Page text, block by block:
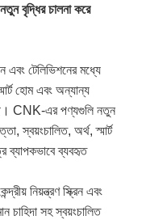
বৃদ্ধির চালনা করে
টেলিভিশনের মধ্যে
হোম এবং অন্যান্য
CNK-এর পণ্যগুলি নতুন
স্বয়ংচালিত, অর্থ, স্মার্ট
ব্যাপকভাবে ব্যবহৃত
নিয়ন্ত্রণ স্ক্রিন এবং
চাহিদা সহ স্বয়ংচালিত